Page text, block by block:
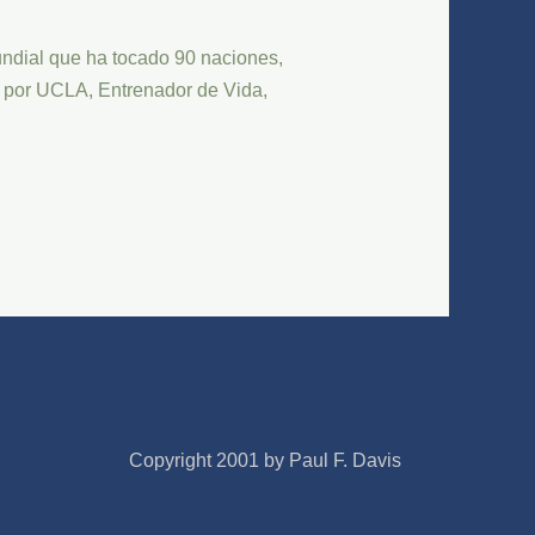
que ha tocado 90 naciones,
UCLA, Entrenador de Vida,
Copyright 2001 by Paul F. Davis